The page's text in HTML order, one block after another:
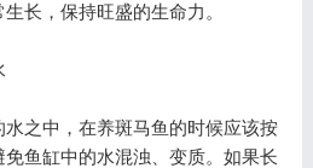
长，保持旺盛的生命力。
之中，在养斑马鱼的时候应该按
鱼缸中的水混浊、变质。如果长